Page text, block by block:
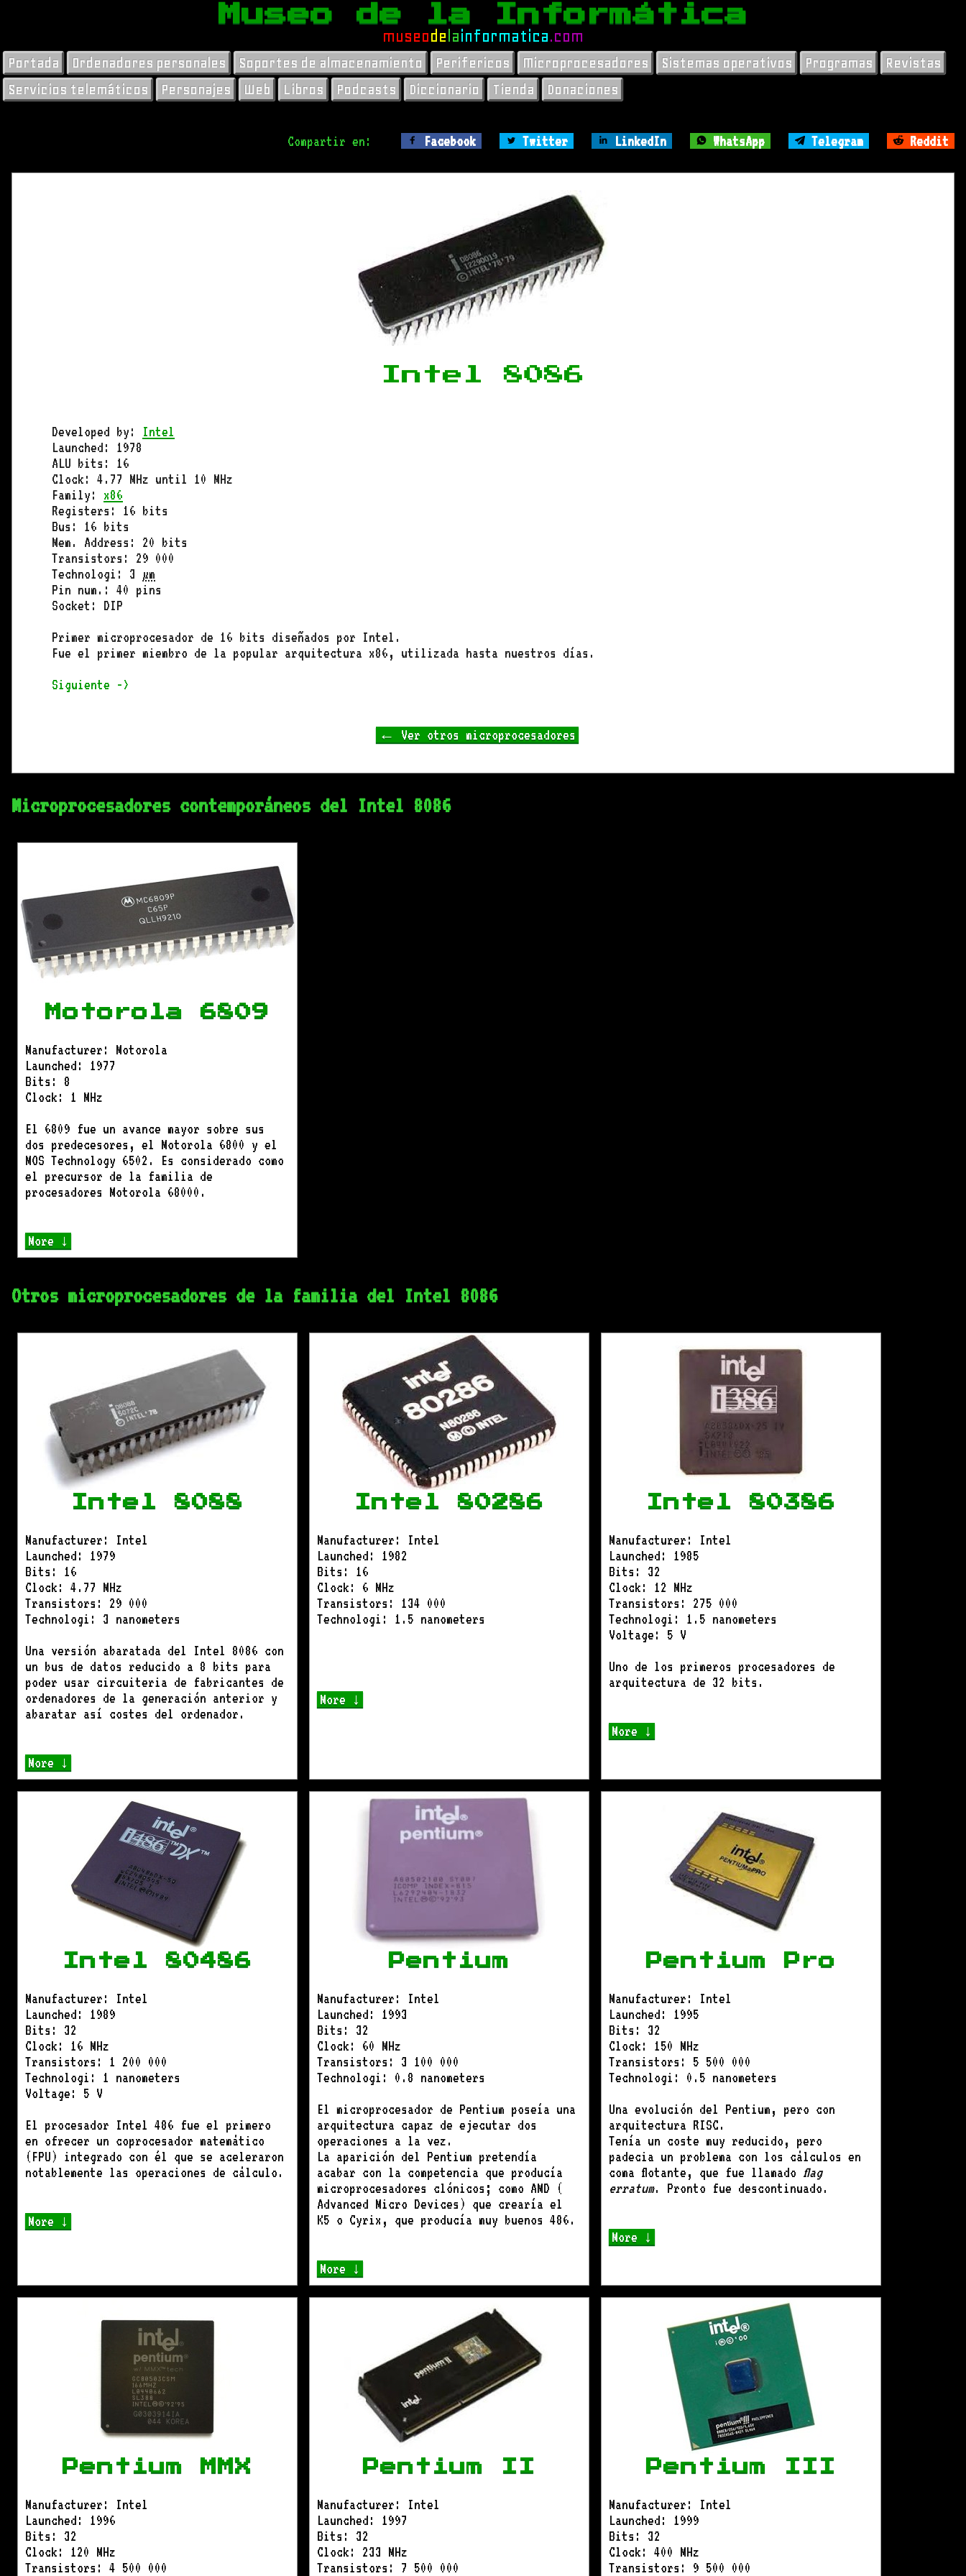
Museo de la Informática
museode lainformatica.com
Portada Ordenadores personales Soportes de almacenamiento Perifericos Microprocesadores Sistemas operativos Programas
Revistas
Servicios telemáticos
Personajes Web Libros Podcasts Diccionario Tienda Donaciones
Compartir en: Facebook Twitter LinkedIn WhatsApp Telegram Reddit
Intel 8086
Developed by: Intel
Launched: 1978
ALU bits: 16
Clock: 4.77 MHz until 10 MHz
Family: x86
Registers: 16 bits
Bus: 16 bits
Mem. Address: 20 bits
Transistors: 29 000
Technologi: 3 µm
Pin num.: 40 pins
Socket: DIP
Primer microprocesador de 16 bits diseñados por Intel.
Fue el primer miembro de la popular arquitectura x86, utilizada hasta nuestros días.
Siguiente ->
← Ver otros microprocesadores
Microprocesadores contemporáneos del Intel 8086
Motorola 6809
Manufacturer: Motorola
Launched: 1977
Bits: 8
Clock: 1 MHz
El 6809 fue un avance mayor sobre sus
dos predecesores, el Motorola 6800 y el
MOS Technology 6502. Es considerado como
el precursor de la familia de
procesadores Motorola 68000.
More ↓
Otros microprocesadores de la familia del Intel 8086
Intel 8088
Manufacturer: Intel
Launched: 1979
Bits: 16
Clock: 4.77 MHz
Transistors: 29 000
Technologi: 3 nanometers
Una versión abaratada del Intel 8086 con
un bus de datos reducido a 8 bits para
poder usar circuiteria de fabricantes de
ordenadores de la generación anterior y
abaratar así costes del ordenador.
More ↓
Intel 80286
Manufacturer: Intel
Launched: 1982
Bits: 16
Clock: 6 MHz
Transistors: 134 000
Technologi: 1.5 nanometers
More ↓
Intel 80386
Manufacturer: Intel
Launched: 1985
Bits: 32
Clock: 12 MHz
Transistors: 275 000
Technologi: 1.5 nanometers
Voltage: 5 V
Uno de los primeros procesadores de
arquitectura de 32 bits.
More ↓
Intel 80486
Manufacturer: Intel
Launched: 1989
Bits: 32
Clock: 16 MHz
Transistors: 1 200 000
Technologi: 1 nanometers
Voltage: 5 V
El procesador Intel 486 fue el primero
en ofrecer un coprocesador matemático
(FPU) integrado con él que se aceleraron
notablemente las operaciones de cálculo.
More ↓
Pentium
Manufacturer: Intel
Launched: 1993
Bits: 32
Clock: 60 MHz
Transistors: 3 100 000
Technologi: 0.8 nanometers
El microprocesador de Pentium poseía una
arquitectura capaz de ejecutar dos
operaciones a la vez.
La aparición del Pentium pretendía
acabar con la competencia que producía
microprocesadores clónicos; como AMD (
Advanced Micro Devices) que crearía el
K5 o Cyrix, que producía muy buenos 486.
More ↓
Pentium Pro
Manufacturer: Intel
Launched: 1995
Bits: 32
Clock: 150 MHz
Transistors: 5 500 000
Technologi: 0.5 nanometers
Una evolución del Pentium, pero con
arquitectura RISC.
Tenía un coste muy reducido, pero
padecia un problema con los cálculos en
coma flotante, que fue llamado flag
erratum. Pronto fue descontinuado.
More ↓
Pentium MMX
Manufacturer: Intel
Launched: 1996
Bits: 32
Clock: 120 MHz
Transistors: 4 500 000
Pentium II
Manufacturer: Intel
Launched: 1997
Bits: 32
Clock: 233 MHz
Transistors: 7 500 000
Pentium III
Manufacturer: Intel
Launched: 1999
Bits: 32
Clock: 400 MHz
Transistors: 9 500 000